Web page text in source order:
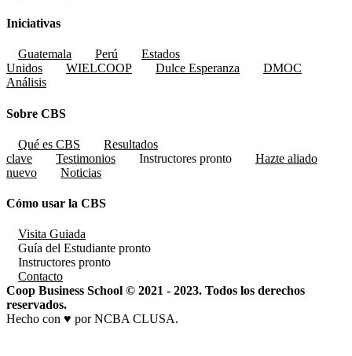
Iniciativas
Guatemala Perú
Estados
Unidos
WIELCOOP Dulce Esperanza
DMOC
Análisis
Sobre CBS
Qué es CBS
Resultados
clave
Testimonios Instructores pronto
Hazte aliado
nuevo
Noticias
Cómo usar la CBS
Visita Guiada
Guía del Estudiante pronto
Instructores pronto
Contacto
Coop Business School © 2021 - 2023. Todos los derechos
reservados.
Hecho con ♥ por NCBA CLUSA.